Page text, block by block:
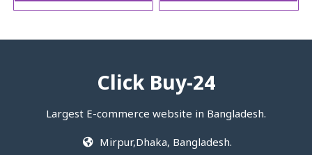
Click Buy-24
Largest E-commerce website in Bangladesh.
Mirpur,Dhaka, Bangladesh.